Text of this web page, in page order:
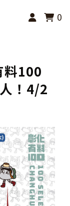
0
料100
！4/2